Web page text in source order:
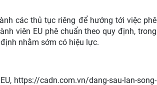
các thủ tục riêng để hướng tới việc phê
viên EU phê chuẩn theo quy định, trong
nhằm sớm có hiệu lực.
https://cadn.com.vn/dang-sau-lan-song-